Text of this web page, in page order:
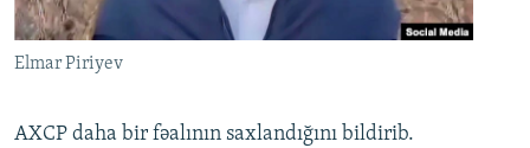
Elmar Piriyev
AXCP daha bir fəalının saxlandığını bildirib.